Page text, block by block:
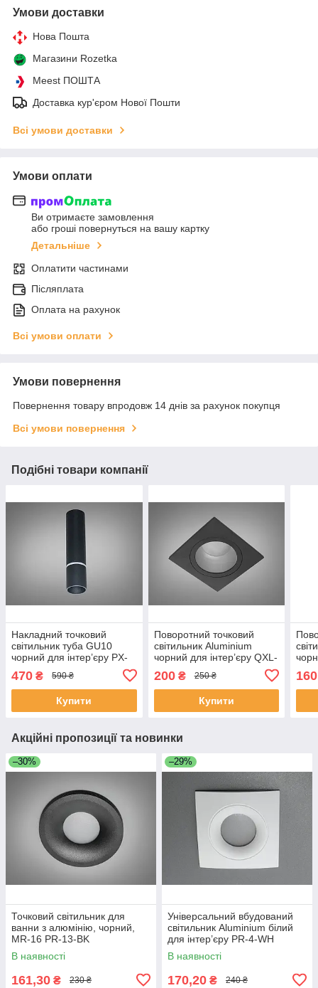
Умови доставки
Нова Пошта
Магазини Rozetka
Meest ПОШТА
Доставка кур'єром Нової Пошти
Всі умови доставки
Умови оплати
Ви отримаєте замовлення
або гроші повернуться на вашу картку
Детальніше
Оплатити частинами
Післяплата
Оплата на рахунок
Всі умови оплати
Умови повернення
Повернення товару впродовж 14 днів за рахунок покупця
Всі умови повернення
Подібні товари компанії
Накладний точковий
світильник туба GU10
чорний для інтер’єру PX-
470 ₴ 590 ₴
Купити
Поворотний точковий
світильник Aluminium
чорний для інтер’єру QXL-
200₴ 250 ₴
Купити
160
Акційні пропозиції та новинки
–30%
Точковий світильник для
ванни з алюмінію, чорний,
MR-16 PR-13-BK
В наявності
161,30 ₴ 230 ₴
–29%
Універсальний вбудований
світильник Aluminium білий
для інтер’єру PR-4-WH
В наявності
170,20 ₴ 240 ₴